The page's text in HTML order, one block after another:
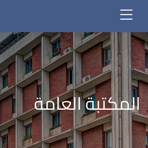
المكتبة العامة